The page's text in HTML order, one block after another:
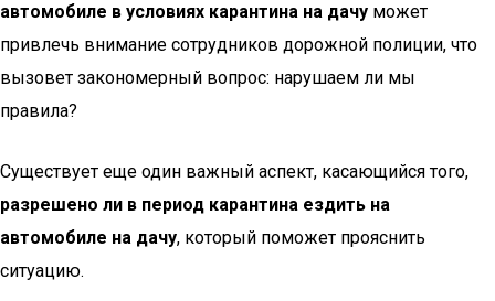
автомобиле в условиях карантина на дачу может
привлечь внимание сотрудников дорожной полиции, что
вызовет закономерный вопрос: нарушаем ли мы
правила?
Существует еще один важный аспект, касающийся того,
разрешено ли в период карантина ездить на
автомобиле на дачу, который поможет прояснить
ситуацию.